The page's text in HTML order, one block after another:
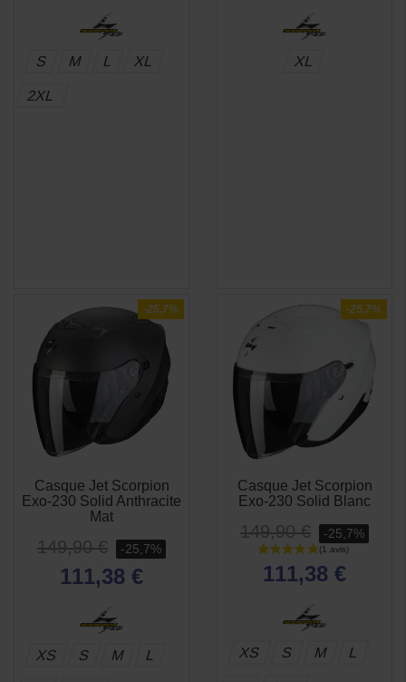
S M L XL
2XL
XL
-25,7%
Casque Jet Scorpion
Exo-230 Solid Anthracite
Mat
149,90 € -25,7%
111,38 €
XS S M L
-25,7%
Casque Jet Scorpion
Exo-230 Solid Blanc
149,90 € -25,7%
111,38 €
XS S M L
APERÇU
RAPIDE
APERÇU
RAPIDE